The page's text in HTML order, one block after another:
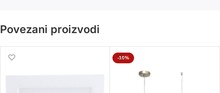
Povezani proizvodi
-10%